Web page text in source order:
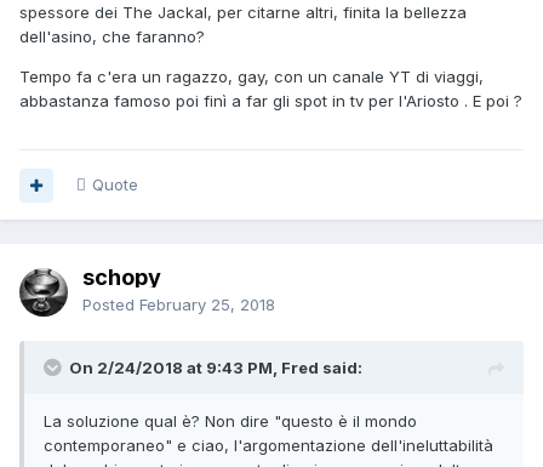
spessore dei The Jackal, per citarne altri, finita la bellezza
dell'asino, che faranno?
Tempo fa c'era un ragazzo, gay, con un canale YT di viaggi,
abbastanza famoso poi finì a far gli spot in tv per l'Ariosto . E poi ?
Quote
schopy
Posted February 25, 2018
On 2/24/2018 at 9:43 PM, Fred said:
La soluzione qual è? Non dire "questo è il mondo
contemporaneo" e ciao, l'argomentazione dell'ineluttabilità